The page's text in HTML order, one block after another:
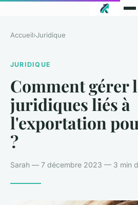
Accueil›Juridique
JURIDIQUE
Comment gérer
juridiques liés à
l'exportation
?
Sarah — 7 décembre 2023 — 3 min